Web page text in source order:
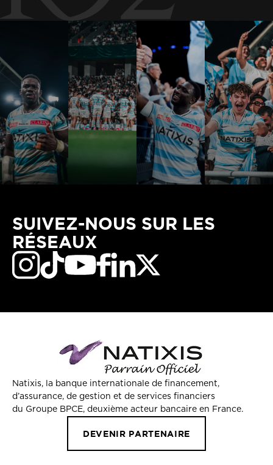
SUIVEZ-NOUS SUR LES
RÉSEAUX
Natixis, la banque internationale de financement,
d’assurance, de gestion et de services financiers
du Groupe BPCE, deuxième acteur bancaire en France.
DEVENIR PARTENAIRE